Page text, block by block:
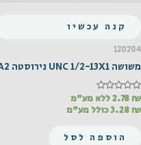
קנה עכשיו
120204
משושה UNC 1/2-13X1 נירוסטה A2
דורג
מתוך
2.78 ₪
ללא מע"מ
3.28 ₪ כולל מע"מ
הוספה לסל